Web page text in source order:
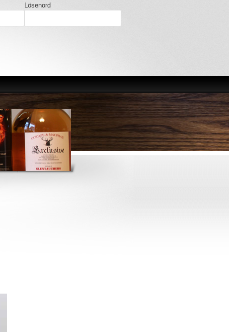
Lösenord